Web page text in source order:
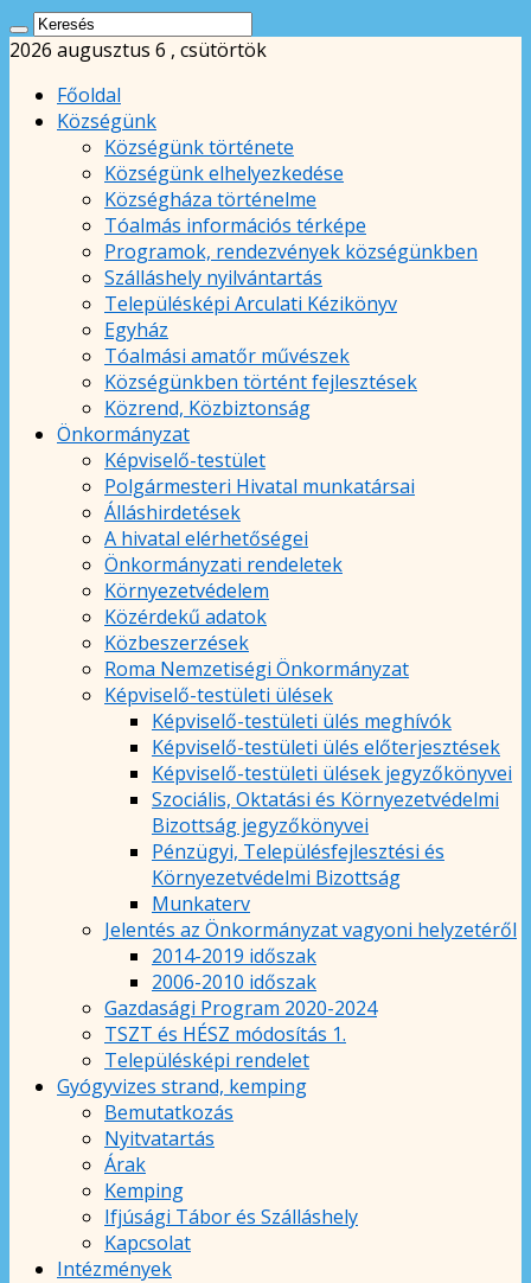
2026 augusztus 6 , csütörtök
Főoldal
Községünk
Községünk története
Községünk elhelyezkedése
Községháza történelme
Tóalmás információs térképe
Programok, rendezvények községünkben
Szálláshely nyilvántartás
Településképi Arculati Kézikönyv
Egyház
Tóalmási amatőr művészek
Községünkben történt fejlesztések
Közrend, Közbiztonság
Önkormányzat
Képviselő-testület
Polgármesteri Hivatal munkatársai
Álláshirdetések
A hivatal elérhetőségei
Önkormányzati rendeletek
Környezetvédelem
Közérdekű adatok
Közbeszerzések
Roma Nemzetiségi Önkormányzat
Képviselő-testületi ülések
Képviselő-testületi ülés meghívók
Képviselő-testületi ülés előterjesztések
Képviselő-testületi ülések jegyzőkönyvei
Szociális, Oktatási és Környezetvédelmi
Bizottság jegyzőkönyvei
Pénzügyi, Településfejlesztési és
Környezetvédelmi Bizottság
Munkaterv
Jelentés az Önkormányzat vagyoni helyzetéről
2014-2019 időszak
2006-2010 időszak
Gazdasági Program 2020-2024
TSZT és HÉSZ módosítás 1.
Településképi rendelet
Gyógyvizes strand, kemping
Bemutatkozás
Nyitvatartás
Árak
Kemping
Ifjúsági Tábor és Szálláshely
Kapcsolat
Intézmények